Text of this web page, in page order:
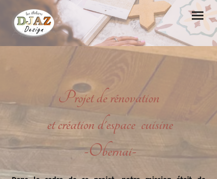
Projet de rénovation
et création d'espace cuisine
-Obernai-